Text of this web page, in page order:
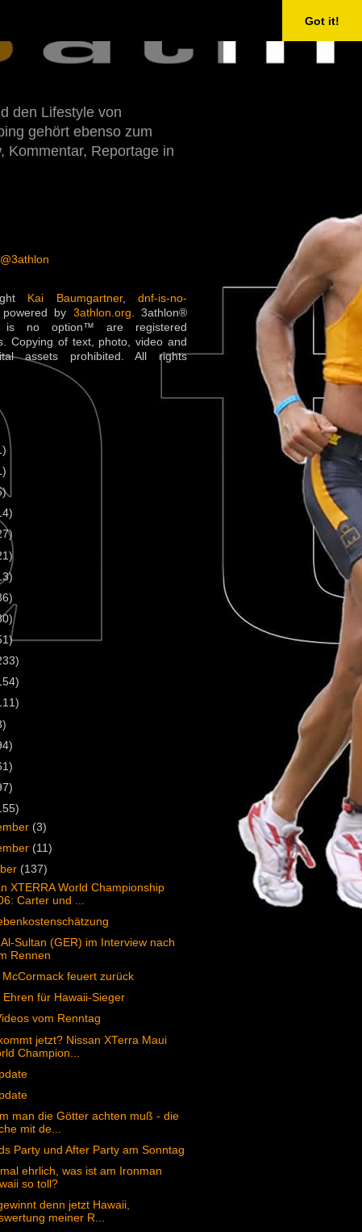
Got it!
den Lifestyle von
gehört ebenso zum
Kommentar, Reportage in
Kai Baumgartner, dnf-is-no-
powered by 3athlon.org . 3athlon®
no option™ are registered
Copying of text, photo, video and
assets prohibited. All rights
(3)
(11)
(137)
XTERRA World Championship
Carter und ...
Al-Sultan (GER) im Interview nach
Rennen
McCormack feuert zurück
Ehren für Hawaii-Sieger
vom Renntag
jetzt? Nissan XTerra Maui
Champion...
man die Götter achten muß - die
mit de...
Party und After Party am Sonntag
ehrlich, was ist am Ironman
so toll?
denn jetzt Hawaii,
meiner R...